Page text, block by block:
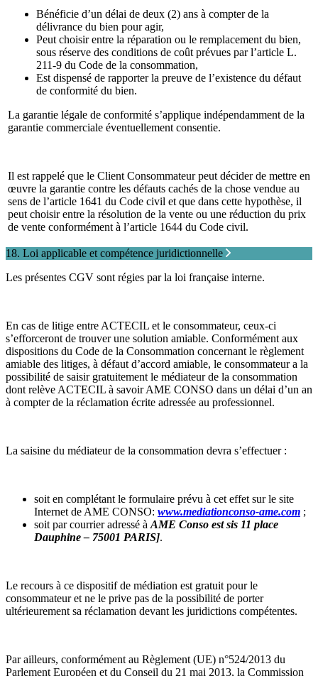
Bénéficie d’un délai de deux (2) ans à compter de la
délivrance du bien pour agir,
Peut choisir entre la réparation ou le remplacement du bien,
sous réserve des conditions de coût prévues par l’article L.
211-9 du Code de la consommation,
Est dispensé de rapporter la preuve de l’existence du défaut
de conformité du bien.
La garantie légale de conformité s’applique indépendamment de la
garantie commerciale éventuellement consentie.
Il est rappelé que le Client Consommateur peut décider de mettre en
œuvre la garantie contre les défauts cachés de la chose vendue au
sens de l’article 1641 du Code civil et que dans cette hypothèse, il
peut choisir entre la résolution de la vente ou une réduction du prix
de vente conformément à l’article 1644 du Code civil.
18. Loi applicable et compétence juridictionnelle
Les présentes CGV sont régies par la loi française interne.
En cas de litige entre ACTECIL et le consommateur, ceux-ci
s’efforceront de trouver une solution amiable. Conformément aux
dispositions du Code de la Consommation concernant le règlement
amiable des litiges, à défaut d’accord amiable, le consommateur a la
possibilité de saisir gratuitement le médiateur de la consommation
dont relève ACTECIL à savoir AME CONSO dans un délai d’un an
à compter de la réclamation écrite adressée au professionnel.
La saisine du médiateur de la consommation devra s’effectuer :
soit en complétant le formulaire prévu à cet effet sur le site
Internet de AME CONSO: www.mediationconso-ame.com ;
soit par courrier adressé à AME Conso est sis 11 place
Dauphine – 75001 PARIS].
Le recours à ce dispositif de médiation est gratuit pour le
consommateur et ne le prive pas de la possibilité de porter
ultérieurement sa réclamation devant les juridictions compétentes.
Par ailleurs, conformément au Règlement (UE) n°524/2013 du
Parlement Européen et du Conseil du 21 mai 2013, la Commission